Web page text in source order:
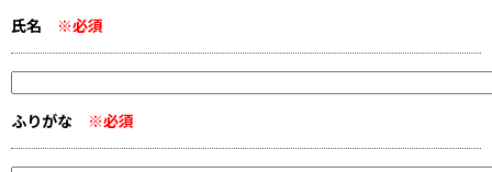
氏名 ※必須
ふりがな ※必須